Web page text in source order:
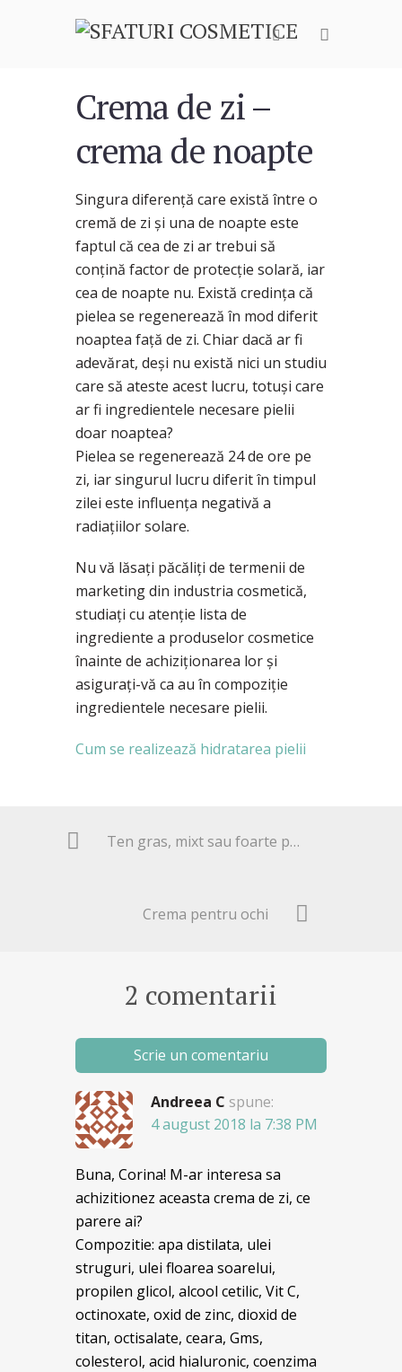
Crema de zi –
crema de noapte
Singura diferenţă care există între o
cremă de zi şi una de noapte este
faptul că cea de zi ar trebui să
conţină factor de protecţie solară, iar
cea de noapte nu. Există credinţa că
pielea se regenerează în mod diferit
noaptea faţă de zi. Chiar dacă ar fi
adevărat, deşi nu există nici un studiu
care să ateste acest lucru, totuşi care
ar fi ingredientele necesare pielii
doar noaptea?
Pielea se regenerează 24 de ore pe
zi, iar singurul lucru diferit în timpul
zilei este influenţa negativă a
radiaţiilor solare.
Nu vă lăsați păcăliți de termenii de
marketing din industria cosmetică,
studiați cu atenție lista de
ingrediente a produselor cosmetice
înainte de achiziționarea lor și
asigurați-vă ca au în compoziție
ingredientele necesare pielii.
Cum se realizează hidratarea pielii
Ten gras, mixt sau foarte puţin uscat
Crema pentru ochi
2 comentarii
Scrie un comentariu
Andreea C spune:
4 august 2018 la 7:38 PM
Buna, Corina! M-ar interesa sa
achizitionez aceasta crema de zi, ce
parere ai?
Compozitie: apa distilata, ulei
struguri, ulei floarea soarelui,
propilen glicol, alcool cetilic, Vit C,
octinoxate, oxid de zinc, dioxid de
titan, octisalate, ceara, Gms,
colesterol, acid hialuronic, coenzima